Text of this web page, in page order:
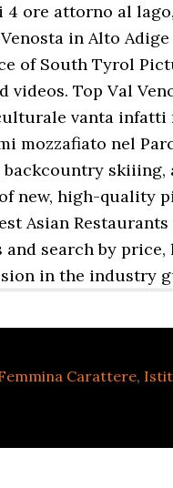
ore attorno al
in Alto
of South Tyrol
Top Val
vanta
nel
new, high-quality
Asian
search by
in the industry
Carattere,